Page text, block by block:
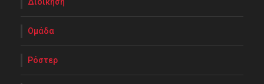
Ομάδα
Ρόστερ